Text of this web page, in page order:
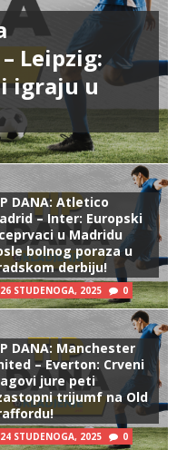
Leipzig:
igraju u
DANA: Atletico
– Inter: Europski
u Madridu
bolnog poraza u
derbiju!
26 STUDENOGA, 2025 0
DANA: Manchester
– Everton: Crveni
jure peti
trijumf na Old
24 STUDENOGA, 2025 0